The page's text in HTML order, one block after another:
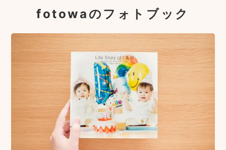
fotowaのフォトブック